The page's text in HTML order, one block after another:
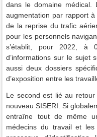
dans le domaine médical.
augmentation par rapport
de la reprise du trafic
pour les personnels
s’établit, pour 2022, à
d’informations sur le sujet
aussi deux dossiers
d’exposition entre les
Le second est lié au
nouveau SISERI. Si
entraîne tout de même
médecins du travail et les